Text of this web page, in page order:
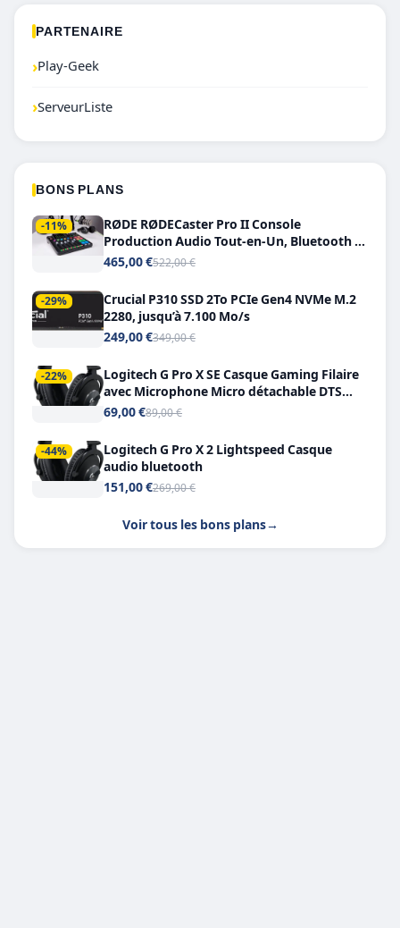
PARTENAIRE
›Play-Geek
›ServeurListe
BONS PLANS
-11%
RØDE RØDECaster Pro II Console
Production Audio Tout-en-Un, Bluetooth et
Double USB-C
465,00 €522,00 €
-29%
Crucial P310 SSD 2To PCIe Gen4 NVMe M.2
2280, jusqu’à 7.100 Mo/s
249,00 €349,00 €
-22%
Logitech G Pro X SE Casque Gaming Filaire
avec Microphone Micro détachable DTS
Headphone X 7.1
69,00 €89,00 €
-44%
Logitech G Pro X 2 Lightspeed Casque
audio bluetooth
151,00 €269,00 €
Voir tous les bons plans→